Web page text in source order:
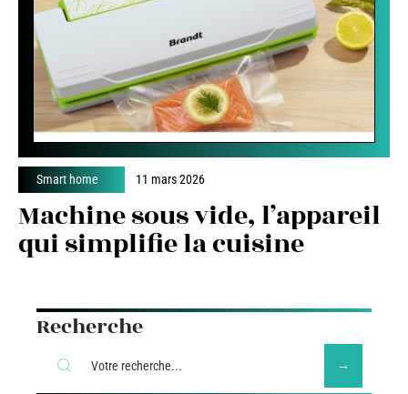
Smart home 11 mars 2026
Machine sous vide, l’appareil
qui simplifie la cuisine
Recherche